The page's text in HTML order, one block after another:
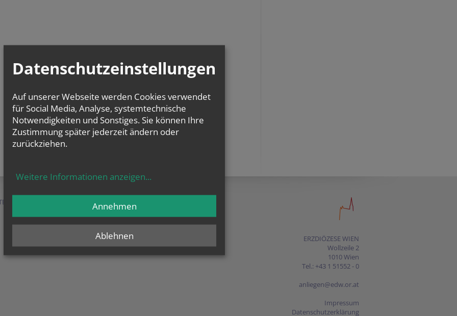
&
ERZDIÖZESE WIEN
Wollzeile 2
1010 Wien
Tel.: +43 1 51552 - 0
anliegen@edw.or.at
Impressum
Datenschutzerklärung
Datenschutzeinstellungen
Auf unserer Webseite werden Cookies verwendet
für Social Media, Analyse, systemtechnische
Notwendigkeiten und Sonstiges. Sie können Ihre
Zustimmung später jederzeit ändern oder
zurückziehen.
Weitere Informationen anzeigen...
Ablehnen
Annehmen